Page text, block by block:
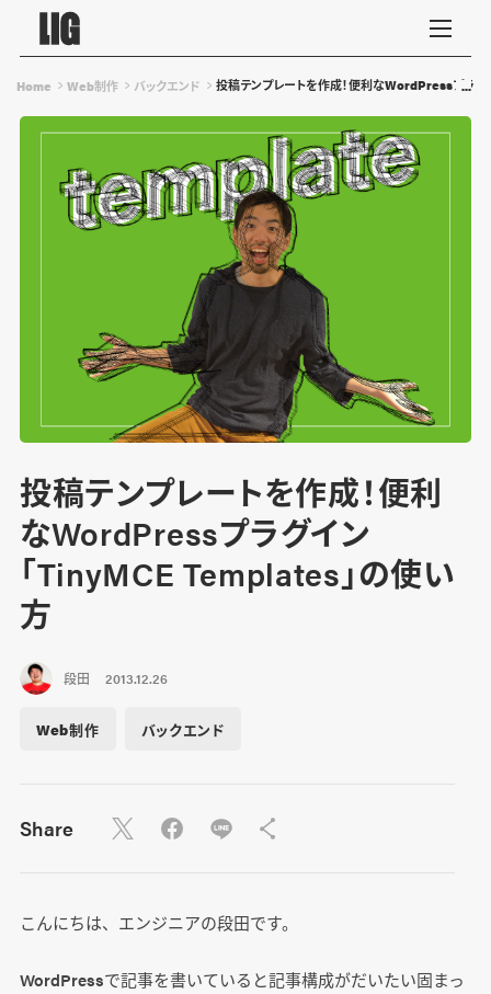
Home Web制作 バックエンド 投稿テンプレートを作成！便利なWordPressプラ
投稿テンプレートを作成！便利
なWordPressプラグイン
「TinyMCE Templates」の使い
方
段田 2013.12.26
Web制作 バックエンド
Share
こんにちは、エンジニアの段田です。
WordPressで記事を書いていると記事構成がだいたい固まっ